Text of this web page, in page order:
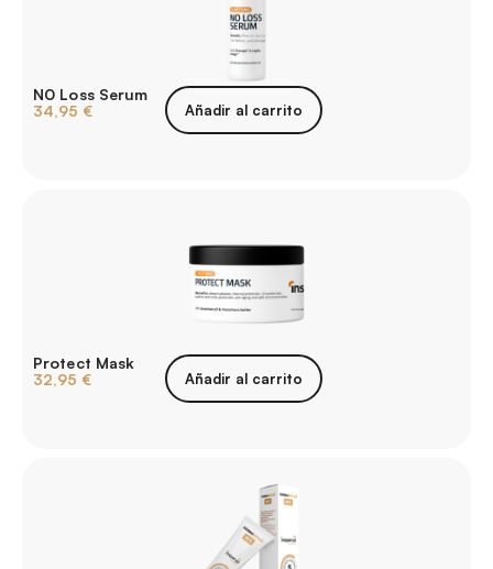
N0 Loss Serum
34,95 € Añadir al carrito
Protect Mask
32,95 € Añadir al carrito